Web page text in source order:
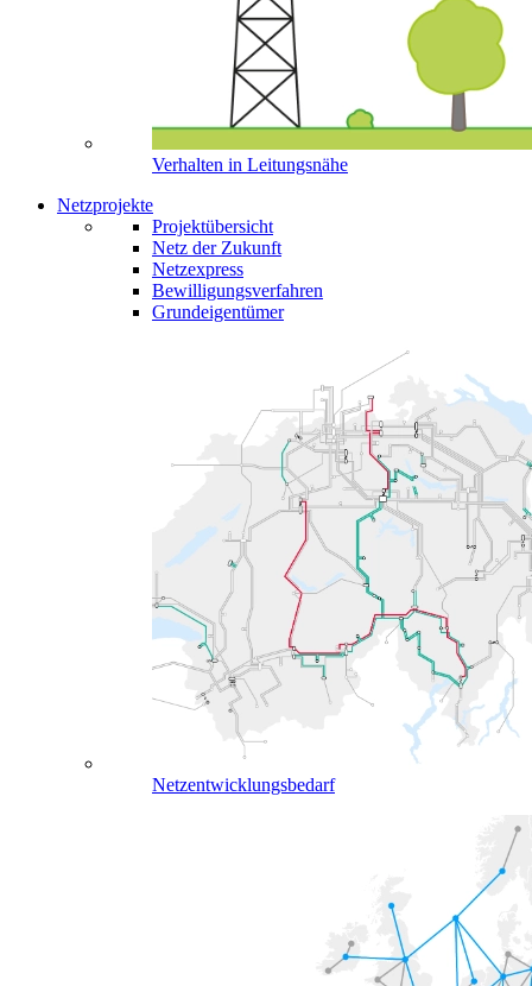
Verhalten in Leitungsnähe
Netzprojekte
Projektübersicht
Netz der Zukunft
Netzexpress
Bewilligungsverfahren
Grundeigentümer
Netzentwicklungsbedarf